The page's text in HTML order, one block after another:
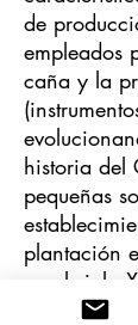
de
empleados
caña y la
historia del
pequeñas
plantación
en el siglo
las